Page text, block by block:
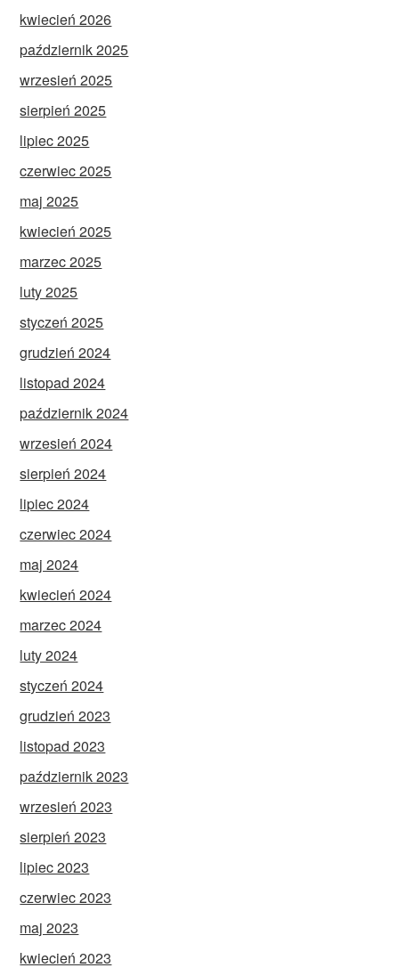
kwiecień 2026
październik 2025
wrzesień 2025
sierpień 2025
lipiec 2025
czerwiec 2025
maj 2025
kwiecień 2025
marzec 2025
luty 2025
styczeń 2025
grudzień 2024
listopad 2024
październik 2024
wrzesień 2024
sierpień 2024
lipiec 2024
czerwiec 2024
maj 2024
kwiecień 2024
marzec 2024
luty 2024
styczeń 2024
grudzień 2023
listopad 2023
październik 2023
wrzesień 2023
sierpień 2023
lipiec 2023
czerwiec 2023
maj 2023
kwiecień 2023